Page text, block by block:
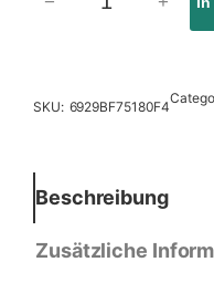
S
f
e
SKU: 6929BF75180F4
Beschreibung
Zusätzliche